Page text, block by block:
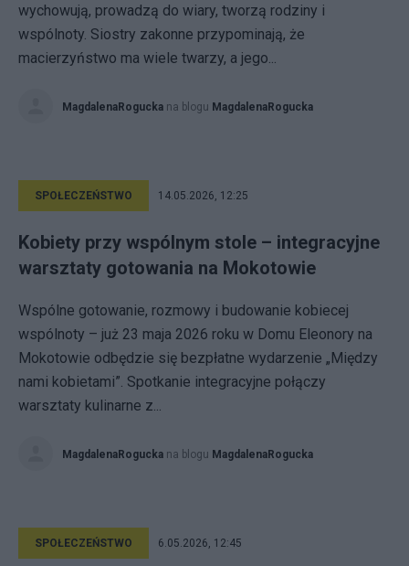
wychowują, prowadzą do wiary, tworzą rodziny i
wspólnoty. Siostry zakonne przypominają, że
macierzyństwo ma wiele twarzy, a jego...
MagdalenaRogucka na blogu MagdalenaRogucka
SPOŁECZEŃSTWO 14.05.2026, 12:25
Kobiety przy wspólnym stole – integracyjne
warsztaty gotowania na Mokotowie
Wspólne gotowanie, rozmowy i budowanie kobiecej
wspólnoty – już 23 maja 2026 roku w Domu Eleonory na
Mokotowie odbędzie się bezpłatne wydarzenie „Między
nami kobietami”. Spotkanie integracyjne połączy
warsztaty kulinarne z...
MagdalenaRogucka na blogu MagdalenaRogucka
SPOŁECZEŃSTWO 6.05.2026, 12:45